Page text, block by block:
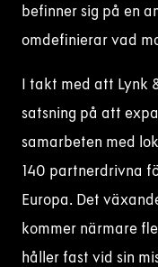
befinner sig på en
omdefinierar vad
I takt med att Lynk
satsning på att
samarbeten med
140 partnerdrivna
Europa. Det
kommer närmare
håller fast vid sin